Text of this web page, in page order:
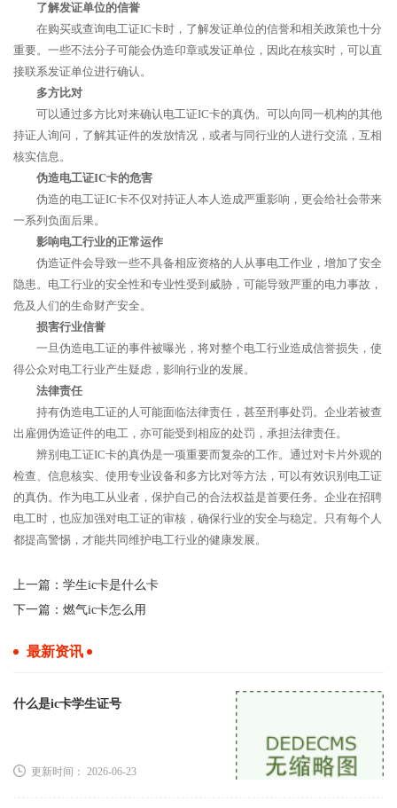
了解发证单位的信誉
在购买或查询电工证IC卡时，了解发证单位的信誉和相关政策也十分
重要。一些不法分子可能会伪造印章或发证单位，因此在核实时，可以直
接联系发证单位进行确认。
多方比对
可以通过多方比对来确认电工证IC卡的真伪。可以向同一机构的其他
持证人询问，了解其证件的发放情况，或者与同行业的人进行交流，互相
核实信息。
伪造电工证IC卡的危害
伪造的电工证IC卡不仅对持证人本人造成严重影响，更会给社会带来
一系列负面后果。
影响电工行业的正常运作
伪造证件会导致一些不具备相应资格的人从事电工作业，增加了安全
隐患。电工行业的安全性和专业性受到威胁，可能导致严重的电力事故，
危及人们的生命财产安全。
损害行业信誉
一旦伪造电工证的事件被曝光，将对整个电工行业造成信誉损失，使
得公众对电工行业产生疑虑，影响行业的发展。
法律责任
持有伪造电工证的人可能面临法律责任，甚至刑事处罚。企业若被查
出雇佣伪造证件的电工，亦可能受到相应的处罚，承担法律责任。
辨别电工证IC卡的真伪是一项重要而复杂的工作。通过对卡片外观的
检查、信息核实、使用专业设备和多方比对等方法，可以有效识别电工证
的真伪。作为电工从业者，保护自己的合法权益是首要任务。企业在招聘
电工时，也应加强对电工证的审核，确保行业的安全与稳定。只有每个人
都提高警惕，才能共同维护电工行业的健康发展。
上一篇： 学生ic卡是什么卡
下一篇： 燃气ic卡怎么用
最新资讯
什么是ic卡学生证号
更新时间： 2026-06-23